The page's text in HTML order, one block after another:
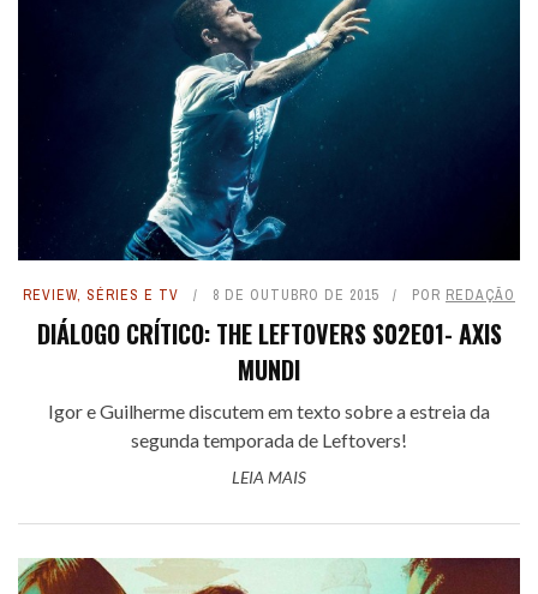
REVIEW, SÉRIES E TV 8 DE OUTUBRO DE 2015 POR REDAÇÃO
DIÁLOGO CRÍTICO: THE LEFTOVERS S02E01- AXIS
MUNDI
Igor e Guilherme discutem em texto sobre a estreia da
segunda temporada de Leftovers!
LEIA MAIS